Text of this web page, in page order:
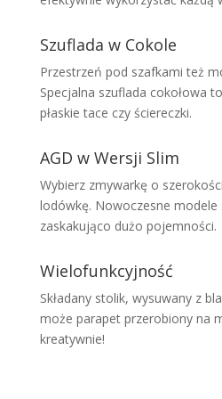
Szuflada w Cokole
Przestrzeń pod szafkami też
Specjalna szuflada cokołowa
płaskie tace czy ściereczki.
AGD w Wersji Slim
Wybierz zmywarkę o
lodówkę. Nowoczesne modele
zaskakująco dużo pojemności.
Wielofunkcyjność
Składany stolik, wysuwany z
może parapet przerobiony na
kreatywnie!